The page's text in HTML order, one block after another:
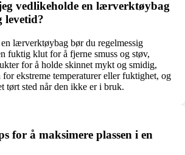
vedlikeholde en lærverktøybag
levetid?
lærverktøybag bør du regelmessig
fuktig klut for å fjerne smuss og støv,
for å holde skinnet mykt og smidig,
for ekstreme temperaturer eller fuktighet, og
tørt sted når den ikke er i bruk.
for å maksimere plassen i en